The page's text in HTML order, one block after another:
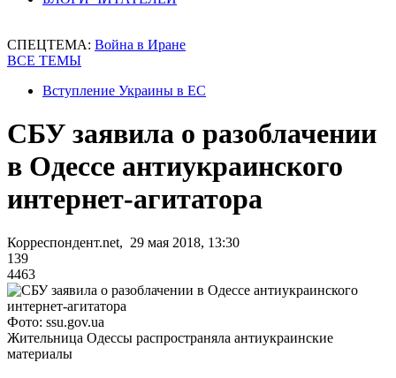
СПЕЦТЕМА: Война в Иране
ВСЕ ТЕМЫ
Вступление Украины в ЕС
СБУ заявила о разоблачении
в Одессе антиукраинского
интернет-агитатора
Корреспондент.net, 29 мая 2018, 13:30
139
4463
Фото: ssu.gov.ua
Жительница Одессы распространяла антиукраинские
материалы